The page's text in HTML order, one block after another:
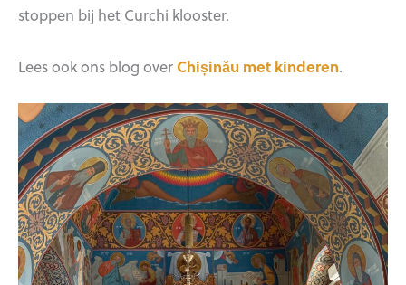
stoppen bij het Curchi klooster.
Lees ook ons blog overChișinău met kinderen.